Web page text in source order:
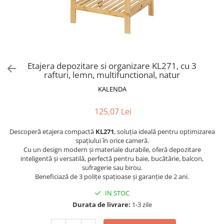
Saltele cu arcuri impachetate
Saltele Memory Pocket
Saltele Latex
Saltele Memory
Saltele 140x200
Saltele 160x200
Scaune pentru living
Seturi comode living si vitrine
Mobilier birou
Scaune ergonomice
Dulap birou
Scaune pentru birou
Scaune pentru vizitatori
Scaune birou copii
Scaune resigilate
Etajera depozitare si organizare KL271, cu 3
rafturi, lemn, multifunctional, natur
KALENDA
125,07 Lei
Descoperă etajera compactă KL271, soluția ideală pentru optimizarea
spațiului în orice cameră.
Cu un design modern și materiale durabile, oferă depozitare
inteligentă și versatilă, perfectă pentru baie, bucătărie, balcon,
sufragerie sau birou.
Beneficiază de 3 polițe spațioase și garanție de 2 ani.
IN STOC
Durata de livrare: 1-3 zile